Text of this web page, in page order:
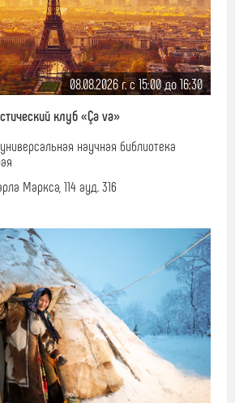
08.08.2026 г. c 15:00 до 16:30
клуб «Ça va»
научная библиотека
Маркса, 114 ауд. 316